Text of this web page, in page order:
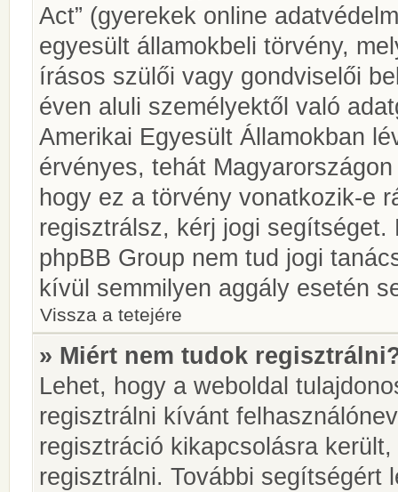
Act” (gyerekek online
egyesült államokbeli törvény,
írásos szülői vagy gondviselői
éven aluli személyektől való
Amerikai Egyesült Államokban
érvényes, tehát
hogy ez a törvény vonatkozik-e
regisztrálsz, kérj jogi
phpBB Group nem tud jogi
kívül semmilyen aggály esetén
Vissza a tetejére
» Miért nem tudok
Lehet, hogy a weboldal
regisztrálni kívánt
regisztráció kikapcsolásra
regisztrálni. További segítségért